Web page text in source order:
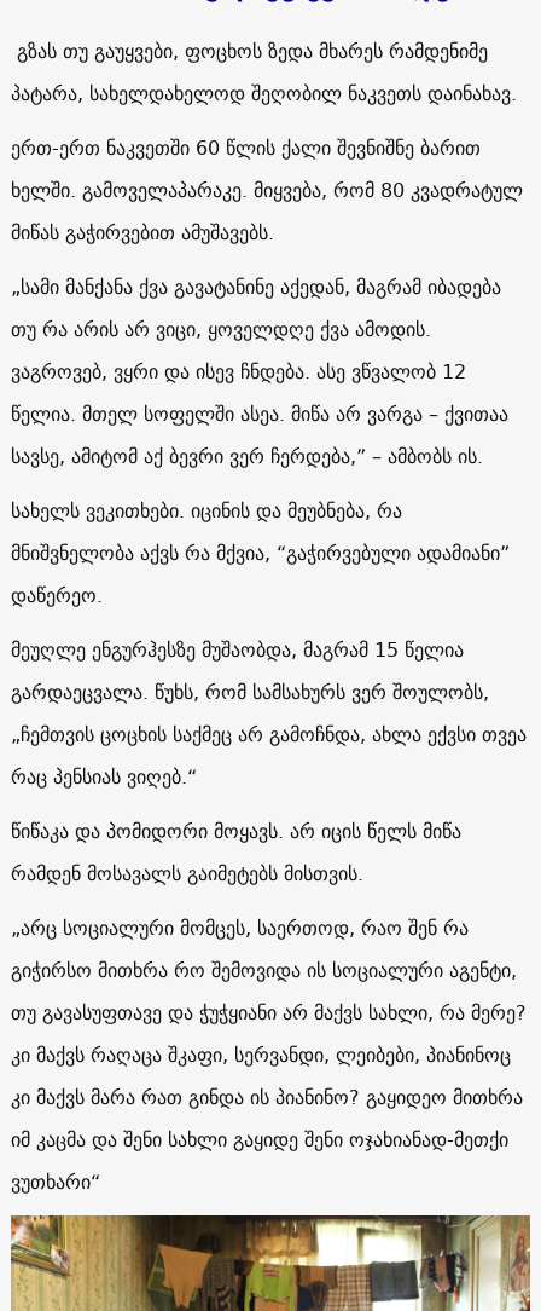
გზას თუ გაუყვები, ფოცხოს ზედა მხარეს რამდენიმე
პატარა, სახელდახელოდ შეღობილ ნაკვეთს დაინახავ.
ერთ-ერთ ნაკვეთში 60 წლის ქალი შევნიშნე ბარით
ხელში. გამოველაპარაკე. მიყვება, რომ 80 კვადრატულ
მიწას გაჭირვებით ამუშავებს.
„სამი მანქანა ქვა გავატანინე აქედან, მაგრამ იბადება
თუ რა არის არ ვიცი, ყოველდღე ქვა ამოდის.
ვაგროვებ, ვყრი და ისევ ჩნდება. ასე ვწვალობ 12
წელია. მთელ სოფელში ასეა. მიწა არ ვარგა – ქვითაა
სავსე, ამიტომ აქ ბევრი ვერ ჩერდება,” – ამბობს ის.
სახელს ვეკითხები. იცინის და მეუბნება, რა
მნიშვნელობა აქვს რა მქვია, “გაჭირვებული ადამიანი”
დაწერეო.
მეუღლე ენგურჰესზე მუშაობდა, მაგრამ 15 წელია
გარდაეცვალა. წუხს, რომ სამსახურს ვერ შოულობს,
„ჩემთვის ცოცხის საქმეც არ გამოჩნდა, ახლა ექვსი თვეა
რაც პენსიას ვიღებ.“
წიწაკა და პომიდორი მოყავს. არ იცის წელს მიწა
რამდენ მოსავალს გაიმეტებს მისთვის.
„არც სოციალური მომცეს, საერთოდ, რაო შენ რა
გიჭირსო მითხრა რო შემოვიდა ის სოციალური აგენტი,
თუ გავასუფთავე და ჭუჭყიანი არ მაქვს სახლი, რა მერე?
კი მაქვს რაღაცა შკაფი, სერვანდი, ლეიბები, პიანინოც
კი მაქვს მარა რათ გინდა ის პიანინო? გაყიდეო მითხრა
იმ კაცმა და შენი სახლი გაყიდე შენი ოჯახიანად-მეთქი
ვუთხარი“